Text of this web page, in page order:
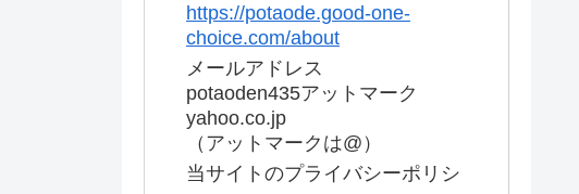
https://potaode.good-one-
choice.com/about
メールアドレス
potaoden435アットマーク
yahoo.co.jp
（アットマークは@）
当サイトのプライバシーポリシ